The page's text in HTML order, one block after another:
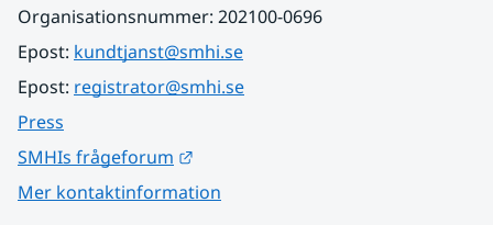
Organisationsnummer: 202100-0696
Epost: kundtjanst@smhi.se
Epost: registrator@smhi.se
Press
SMHIs frågeforum
Mer kontaktinformation